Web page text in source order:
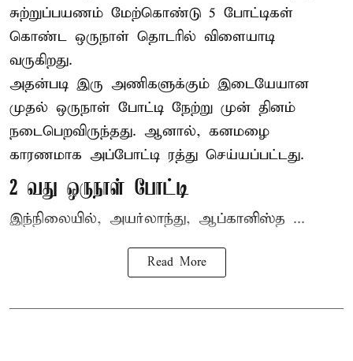
சுற்றுப்பயணம் மேற்கொண்டு 5 போட்டிகள்
கொண்ட ஒருநாள் தொடரில் விளையாடி
வருகிறது.
அதன்படி இரு அணிகளுக்கும் இடையேயான
முதல் ஒருநாள் போட்டி நேற்று முன் தினம்
நடைபெறவிருந்தது. ஆனால், கனமழை
காரணமாக அப்போட்டி ரத்து செய்யப்பட்டது.
2 வது ஒருநாள் போட்டி
இந்நிலையில், அயர்லாந்து, ஆப்கானிஸ்த ...
Read More